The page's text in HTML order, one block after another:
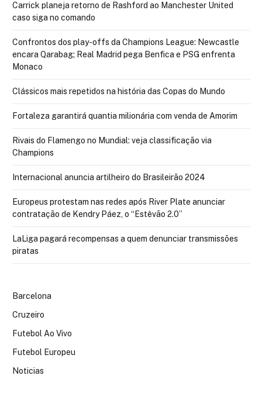
Carrick planeja retorno de Rashford ao Manchester United
caso siga no comando
Confrontos dos play-offs da Champions League: Newcastle
encara Qarabag; Real Madrid pega Benfica e PSG enfrenta
Monaco
Clássicos mais repetidos na história das Copas do Mundo
Fortaleza garantirá quantia milionária com venda de Amorim
Rivais do Flamengo no Mundial: veja classificação via
Champions
Internacional anuncia artilheiro do Brasileirão 2024
Europeus protestam nas redes após River Plate anunciar
contratação de Kendry Páez, o “Estêvão 2.0”
LaLiga pagará recompensas a quem denunciar transmissões
piratas
Barcelona
Cruzeiro
Futebol Ao Vivo
Futebol Europeu
Noticias